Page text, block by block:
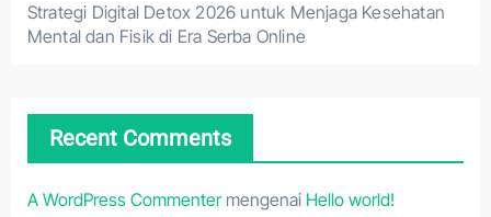
Strategi Digital Detox 2026 untuk Menjaga Kesehatan
Mental dan Fisik di Era Serba Online
Recent Comments
A WordPress Commentermengenai Hello world!